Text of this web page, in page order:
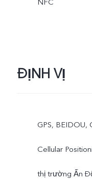
ĐỊNH VỊ
GPS, BEIDOU,
Cellular
thị trường Ấn